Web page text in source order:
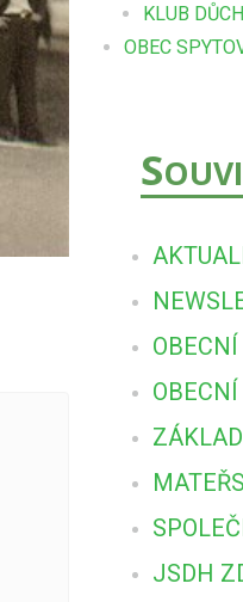
KLUB
OBEC
S
JSDH